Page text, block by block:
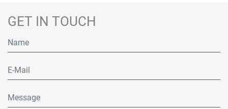
GET IN TOUCH